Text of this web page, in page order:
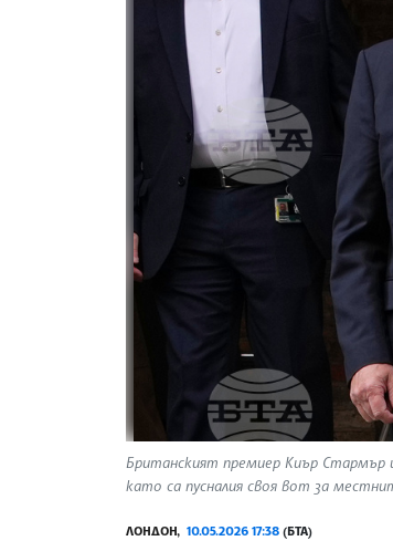
Британският премиер Киър Стармър
като са пусналия своя вот за
ЛОНДОН, 10.05.2026 17:38 (БТА)